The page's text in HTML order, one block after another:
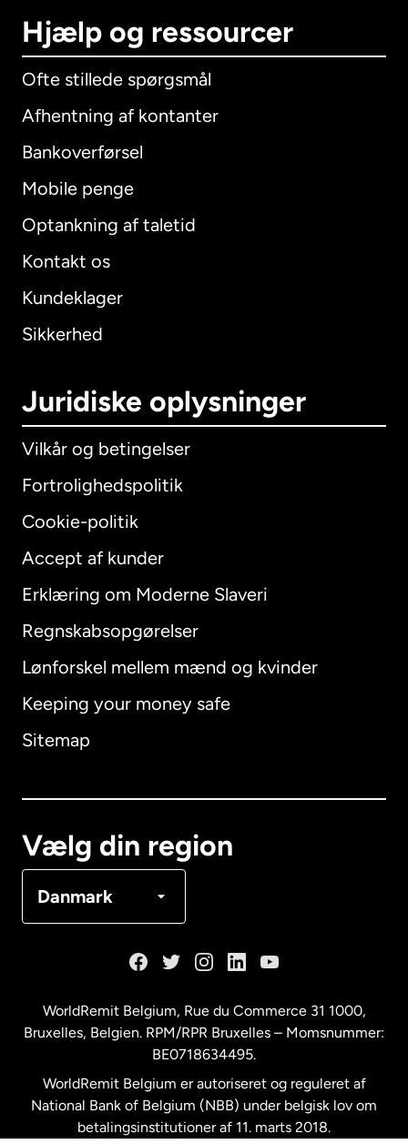
Hjælp og ressourcer
Ofte stillede spørgsmål
Afhentning af kontanter
Bankoverførsel
Mobile penge
Optankning af taletid
Kontakt os
Kundeklager
Sikkerhed
Juridiske oplysninger
Vilkår og betingelser
Fortrolighedspolitik
Cookie-politik
Accept af kunder
Erklæring om Moderne Slaveri
Regnskabsopgørelser
Lønforskel mellem mænd og kvinder
Keeping your money safe
Sitemap
Vælg din region
Danmark
International English
Australien
Malaysia
New Zealand
WorldRemit Belgium, Rue du Commerce 31 1000,
Bruxelles, Belgien. RPM/RPR Bruxelles – Momsnummer:
BE0718634495.
WorldRemit Belgium er autoriseret og reguleret af
National Bank of Belgium (NBB) under belgisk lov om
betalingsinstitutioner af 11. marts 2018.